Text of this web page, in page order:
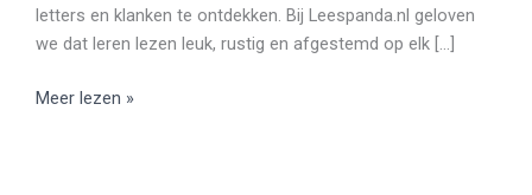
letters en klanken te ontdekken. Bij Leespanda.nl geloven
we dat leren lezen leuk, rustig en afgestemd op elk […]
Meer lezen »